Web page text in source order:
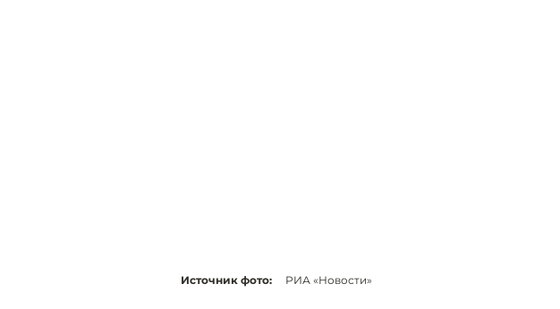
Источник фото: РИА «Новости»